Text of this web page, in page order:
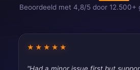
Beoordeeld met 4,8/5 door 12.500+
★★★★★